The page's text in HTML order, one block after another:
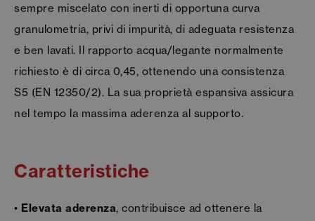
sempre miscelato con inerti di opportuna curva
granulometria, privi di impurità, di adeguata resistenza
e ben lavati. Il rapporto acqua/legante normalmente
richiesto è di circa 0,45, ottenendo una consistenza
S5 (EN 12350/2). La sua proprietà espansiva assicura
nel tempo la massima aderenza al supporto.
Caratteristiche
• Elevata aderenza, contribuisce ad ottenere la